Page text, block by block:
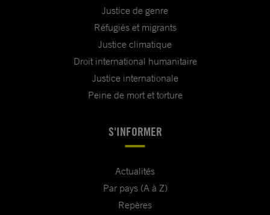
Justice de genre
Réfugiés et migrants
Justice climatique
Droit international humanitaire
Justice internationale
Peine de mort et torture
S'INFORMER
Actualités
Par pays (A à Z)
Repères